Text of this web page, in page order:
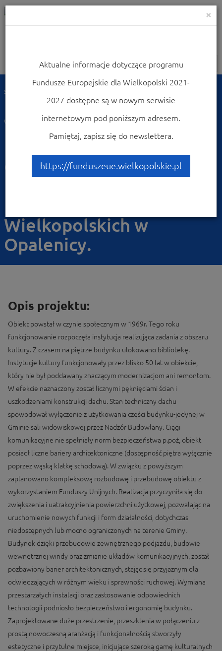
Nawigacja
Strona główna
Przykłady najciekawszych projektów
Wielkopolskich w Opalenicy.
Centrum Kultury i
Wielkopolskich w
Opalenicy.
Opis projektu:
Obiekt powstał w czynie społecznym w 1969r. Tego roku
funkcjonowanie rozpoczęła instytucja realizująca zadania z obszaru
kultury. Z czasem na piętrze budynku ulokowano bibliotekę.
Instytucje kultury funkcjonowały przez blisko 50 lat w obiekcie,
który nie był poddawany znaczącym modernizacjom ani remontom.
W efekcie naznaczony został licznymi pęknięciami ścian i
uszkodzeniami konstrukcji dachu. Stan techniczny dachu
spowodował wyłączenie z użytkowania części budynku-jedynej w
Gminie sali widowiskowej przez Nadzór Budowlany. Ciągi
komunikacyjne nie spełniały norm bezpieczeństwa p.poż, obiekt
posiadł liczne bariery architektoniczne (dostępność piętra wyłącznie
poprzez wąską klatkę schodową). W związku z powyższym
zaplanowano kompleksową rozbudowę i przebudowę obiektu z
wykorzystaniem Funduszy Unijnych. Realizacja przyczyniła się do
zwiększenia i uatrakcyjnienia powierzchni użytkowej, pozwalając na
uruchomienie nowych funkcji i form działalności, dotychczas
niedostępnych lub mocno ograniczonych na terenie Gminy.
Budynek dzięki przebudowie zewnętrznego podjazdu, budowie
wewnętrznej windy oraz zmianie układów komunikacyjnych, został
pozbawiony barier architektonicznych, stając się przyjaznym dla
odwiedzających w różnym wieku i sprawności ruchowej. Wymiana
przestarzałych instalacji oraz zastosowanie odpowiednich
technologii podniosło bezpieczeństwo i ergonomię budynku.
Zaprojektowane duże przestrzenie, przeszklenia w połączeniu z
prostą nowoczesną aranżacją i funkcjonalnością stworzyły
estetyczne i przytulne miejsce, inicjujące szeroką gamę kulturalnych
×
Aktualne informacje dotyczące programu
Fundusze Europejskie dla Wielkopolski 2021-
2027 dostępne są w nowym serwisie
internetowym pod poniższym adresem.
Pamiętaj, zapisz się do newslettera.
https://funduszeue.wielkopolskie.pl